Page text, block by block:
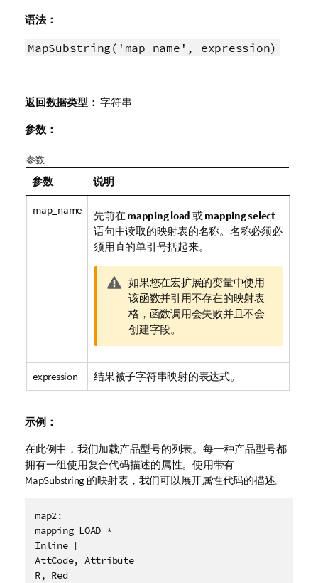
语法：
MapSubstring('map_name', expression)
返回数据类型： 字符串
参数：
参数
参数 说明
map_name 先前在 mapping load 或mapping select
语句中读取的映射表的名称。名称必须必
须用直的单引号括起来。
警
告
注
释
如果您在宏扩展的变量中使用
该函数并引用不存在的映射表
格，函数调用会失败并且不会
创建字段。
expression 结果被子字符串映射的表达式。
示例：
在此例中，我们加载产品型号的列表。每一种产品型号都
拥有一组使用复合代码描述的属性。使用带有
MapSubstring 的映射表，我们可以展开属性代码的描述。
map2:
mapping LOAD *
Inline [
AttCode, Attribute
R, Red